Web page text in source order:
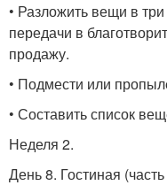
• Разложить вещи в
передачи в
продажу.
• Подмести или
• Составить список
Неделя 2.
День 8. Гостиная